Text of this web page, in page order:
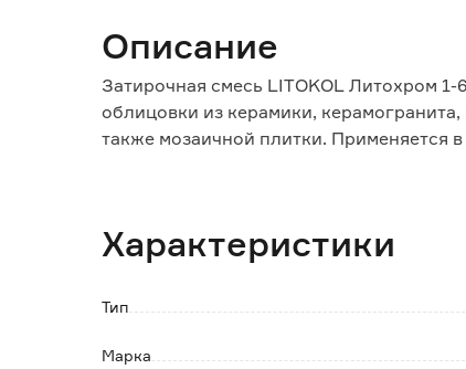
Описание
Затирочная смесь LITOKOL Литохром
облицовки из керамики,
также мозаичной плитки. Применяется
способствует полному заполнению
Особенности и преимущества:
- прочный шов, устойчивый к
Характеристики
Тип
Марка